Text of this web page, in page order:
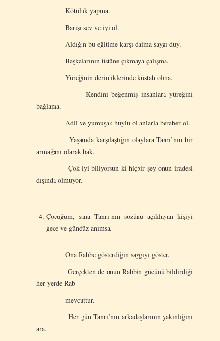
Kötülük yapma.
Barışı sev ve iyi ol.
Aldığın bu eğitime karşı daima saygı duy.
Başkalarının üstüne çıkmaya çalışma.
Yüreğinin derinliklerinde küstah olma.
Kendini beğenmiş insanlara yüreğini
bağlama.
Adil ve yumuşak huylu ol anlarla beraber ol.
Yaşamda karşılaştığın olaylara Tanrı’nın bir
armağanı olarak bak.
Çok iyi biliyorsun ki hiçbir şey onun iradesi
dışında olmuyor.
Çocuğum, sana Tanrı’nın sözünü açıklayan kişiyi
gece ve gündüz anımsa.
Ona Rabbe gösterdiğin saygıyı göster.
Gerçekten de onun Rabbin gücünü bildirdiği
her yerde Rab
mevcuttur.
Her gün Tanrı’nın arkadaşlarının yakınlığını
ara.